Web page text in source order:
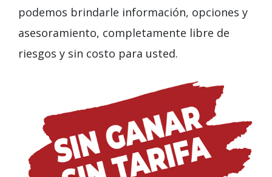
podemos brindarle información, opciones y
asesoramiento, completamente libre de
riesgos y sin costo para usted.